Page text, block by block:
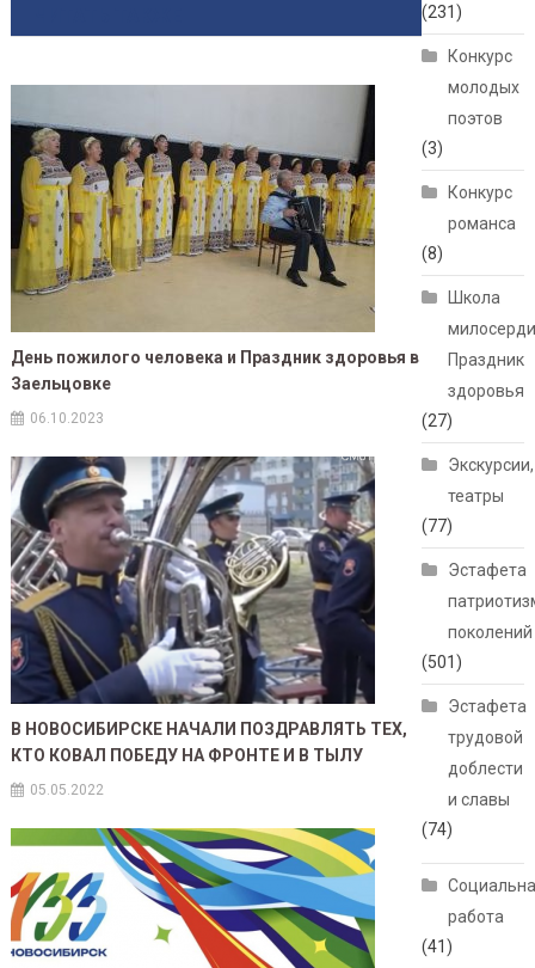
День пожилого человека и Праздник здоровья в
Заельцовке
06.10.2023
В НОВОСИБИРСКЕ НАЧАЛИ ПОЗДРАВЛЯТЬ ТЕХ,
КТО КОВАЛ ПОБЕДУ НА ФРОНТЕ И В ТЫЛУ
05.05.2022
(231)
Конкурс
молодых
поэтов
(3)
Конкурс
романса
(8)
Школа
Праздник
здоровья
(27)
Экскурсии,
театры
(77)
Эстафета
поколений
(501)
Эстафета
трудовой
доблести
и славы
(74)
работа
(41)